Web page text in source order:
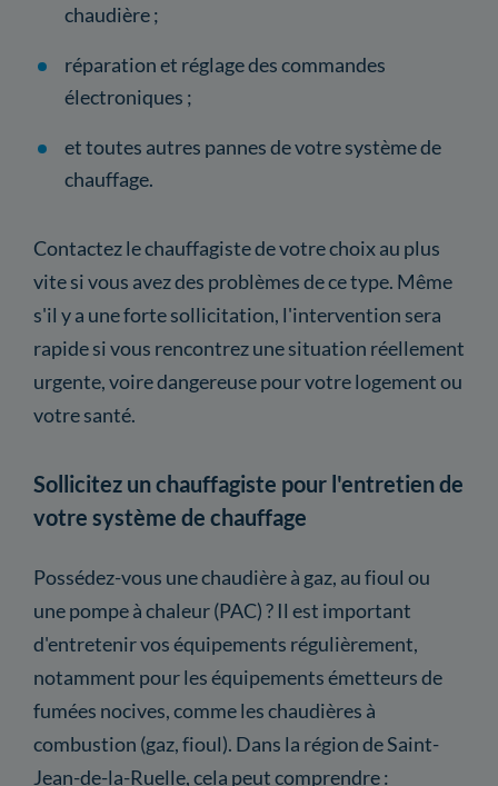
chaudière ;
réparation et réglage des commandes
électroniques ;
et toutes autres pannes de votre système de
chauffage.
Contactez le chauffagiste de votre choix au plus
vite si vous avez des problèmes de ce type. Même
s'il y a une forte sollicitation, l'intervention sera
rapide si vous rencontrez une situation réellement
urgente, voire dangereuse pour votre logement ou
votre santé.
Sollicitez un chauffagiste pour l'entretien de
votre système de chauffage
Possédez-vous une chaudière à gaz, au fioul ou
une pompe à chaleur (PAC) ? Il est important
d'entretenir vos équipements régulièrement,
notamment pour les équipements émetteurs de
fumées nocives, comme les chaudières à
combustion (gaz, fioul). Dans la région de Saint-
Jean-de-la-Ruelle, cela peut comprendre :